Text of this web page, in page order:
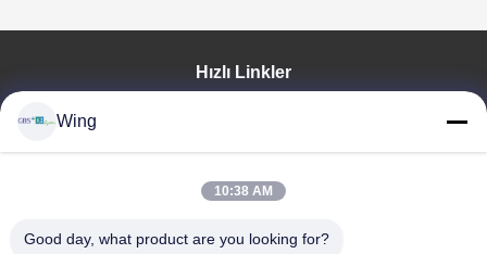
Hızlı Linkler
VR Gösterisi
Fabrika Turu
Wing
10:38 AM
Good day, what product are you looking for?